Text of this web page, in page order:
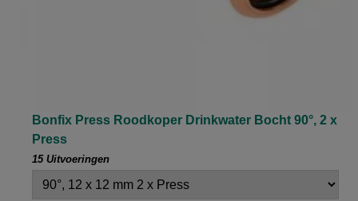
Bonfix Press Roodkoper Drinkwater Bocht 90°, 2 x
Press
15 Uitvoeringen